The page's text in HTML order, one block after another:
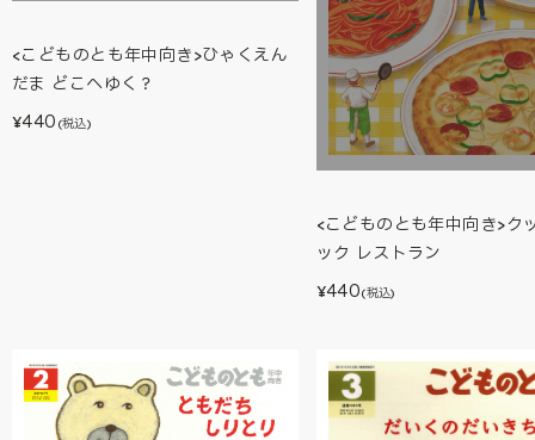
<こどものとも年中向き>ひゃくえん
だま どこへゆく？
¥440 (税込)
<こどものとも年中向き>ク
ック レストラン
¥440(税込)